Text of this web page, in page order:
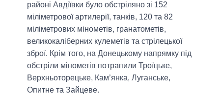
районі Авдіївки було обстріляно зі 152
міліметрової артилерії, танків, 120 та 82
міліметрових мінометів, гранатометів,
великокаліберних кулеметів та стрілецької
зброї. Крім того, на Донецькому напрямку під
обстріли мінометів потрапили Троїцьке,
Верхньоторецьке, Кам’янка, Луганське,
Опитне та Зайцеве.